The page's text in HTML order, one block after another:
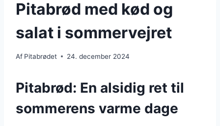
Pitabrød med kød og
salat i sommervejret
Af Pitabrødet 24. december 2024
Pitabrød: En alsidig ret til
sommerens varme dage